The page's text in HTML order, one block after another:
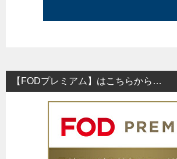
【FODプレミアム】はこちらから…